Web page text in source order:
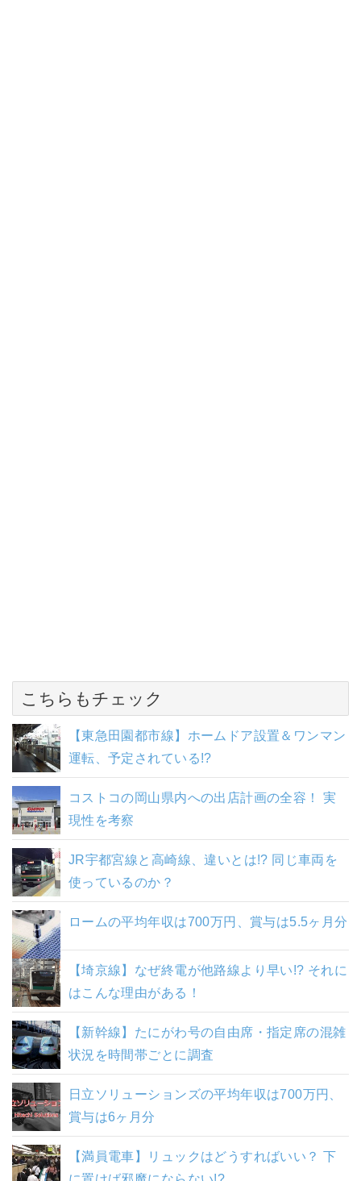
こちらもチェック
【東急田園都市線】ホームドア設置＆ワンマン
運転、予定されている!?
コストコの岡山県内への出店計画の全容！ 実
現性を考察
JR宇都宮線と高崎線、違いとは!? 同じ車両を
使っているのか？
ロームの平均年収は700万円、賞与は5.5ヶ月分
【埼京線】なぜ終電が他路線より早い!? それに
はこんな理由がある！
【新幹線】たにがわ号の自由席・指定席の混雑
状況を時間帯ごとに調査
日立ソリューションズの平均年収は700万円、
賞与は6ヶ月分
【満員電車】リュックはどうすればいい？ 下